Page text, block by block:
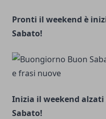
Pronti il weekend è
Sabato!
Inizia il weekend
Sabato!